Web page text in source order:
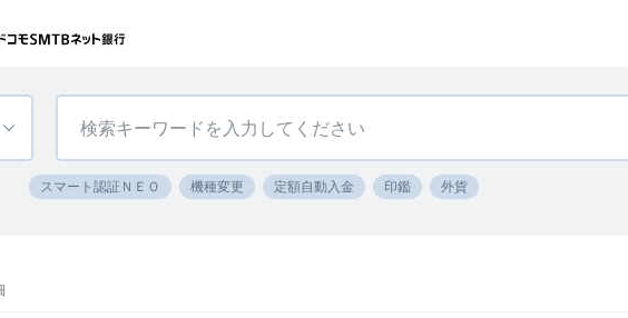
スマート認証ＮＥＯ 機種変更 定額自動入金 印鑑 外貨